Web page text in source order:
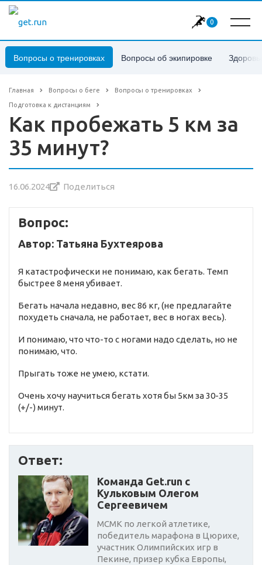
0
Вопросы о тренировках Вопросы об экипировке
Главная Вопросы о беге Вопросы о тренировках
Подготовка к дистанциям
Как пробежать 5 км за
35 минут?
16.06.2024 Поделиться
Вопрос:
Автор: Татьяна Бухтеярова
Я катастрофически не понимаю, как бегать. Темп
быстрее 8 меня убивает.
Бегать начала недавно, вес 86 кг, (не предлагайте
похудеть сначала, не работает, вес в ногах весь).
И понимаю, что что-то с ногами надо сделать, но не
понимаю, что.
Прыгать тоже не умею, кстати.
Очень хочу научиться бегать хотя бы 5км за 30-35
(+/-) минут.
Ответ:
Команда Get.run с
Кульковым Олегом
Сергеевичем
МСМК по легкой атлетике,
победитель марафона в Цюрихе,
участник Олимпийских игр в
Пекине, призер кубка Европы,